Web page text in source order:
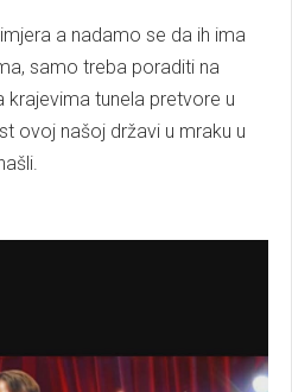
a nadamo se da ih ima
samo treba poraditi na
tunela pretvore u
ovoj našoj državi u mraku u